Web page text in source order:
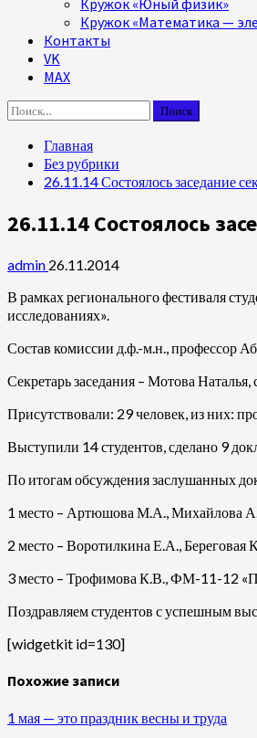
Кружок «Юный физик»
Кружок «Математика —
Контакты
VK
MAX
Найти:
Главная
Без рубрики
26.11.14 Состоялось заседание
26.11.14 Состоялось
admin 26.11.2014
В рамках регионального фестиваля
исследованиях».
Состав комиссии д.ф.-м.н., профессор
Секретарь заседания – Мотова
Присутствовали: 29 человек, из них:
Выступили 14 студентов, сделано 9
По итогам обсуждения заслушанных
1 место – Артюшова М.А., Михайлова
2 место – Воротилкина Е.А.,
3 место – Трофимова К.В., ФМ-11-12
Поздравляем студентов с успешным
[widgetkit id=130]
Похожие записи
1 мая — это праздник весны и труда